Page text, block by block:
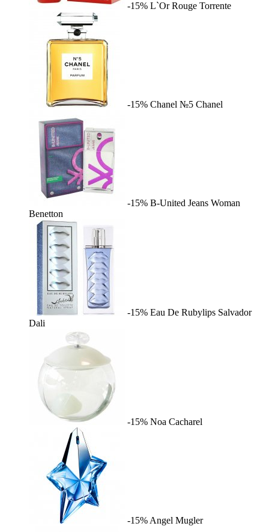
-15% L`Or Rouge Torrente
-15% Chanel №5 Chanel
-15% B-United Jeans Woman
Benetton
-15% Eau De Rubylips Salvador
Dali
-15% Noa Cacharel
-15% Angel Mugler